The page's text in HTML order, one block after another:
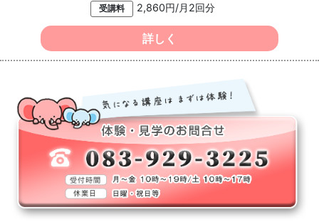
受講料 2,860円/月2回分
詳しく